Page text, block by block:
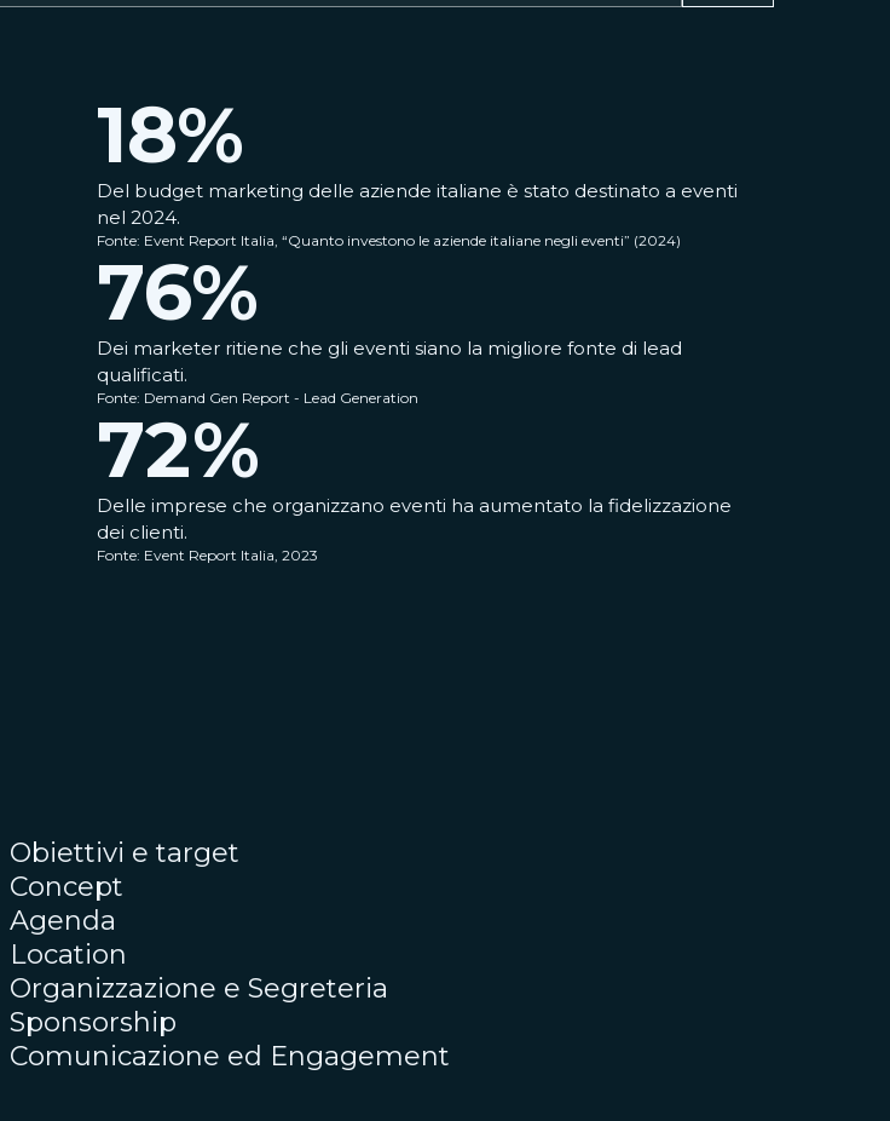
18%
Del budget marketing delle aziende italiane è stato destinato a eventi
nel 2024.
Fonte: Event Report Italia, “Quanto investono le aziende italiane negli eventi” (2024)
76%
Dei marketer ritiene che gli eventi siano la migliore fonte di lead
qualificati.
Fonte: Demand Gen Report - Lead Generation
72%
Delle imprese che organizzano eventi ha aumentato la fidelizzazione
dei clienti.
Fonte: Event Report Italia, 2023
Obiettivi e target
Concept
Agenda
Location
Organizzazione e Segreteria
Sponsorship
Comunicazione ed Engagement